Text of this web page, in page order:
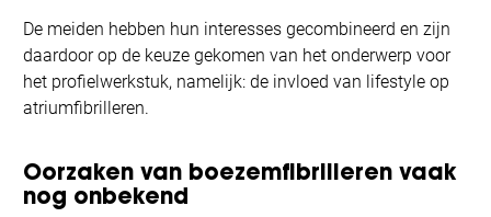
De meiden hebben hun interesses gecombineerd en zijn
daardoor op de keuze gekomen van het onderwerp voor
het profielwerkstuk, namelijk: de invloed van lifestyle op
atriumfibrilleren.
Oorzaken van boezemfibrilleren vaak
nog onbekend